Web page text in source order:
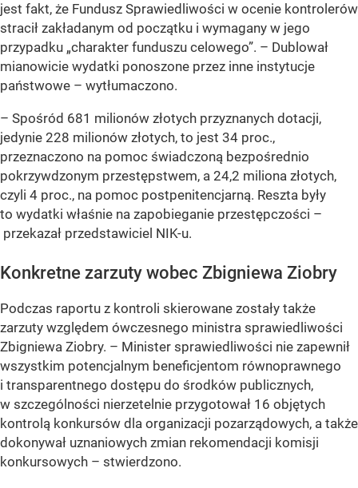
jest fakt, że Fundusz Sprawiedliwości w ocenie kontrolerów
stracił zakładanym od początku i wymagany w jego
przypadku „charakter funduszu celowego”. – Dublował
mianowicie wydatki ponoszone przez inne instytucje
państwowe – wytłumaczono.
– Spośród 681 milionów złotych przyznanych dotacji,
jedynie 228 milionów złotych, to jest 34 proc.,
przeznaczono na pomoc świadczoną bezpośrednio
pokrzywdzonym przestępstwem, a 24,2 miliona złotych,
czyli 4 proc., na pomoc postpenitencjarną. Reszta były
to wydatki właśnie na zapobieganie przestępczości –
przekazał przedstawiciel NIK-u.
Konkretne zarzuty wobec Zbigniewa Ziobry
Podczas raportu z kontroli skierowane zostały także
zarzuty względem ówczesnego ministra sprawiedliwości
Zbigniewa Ziobry. – Minister sprawiedliwości nie zapewnił
wszystkim potencjalnym beneficjentom równoprawnego
i transparentnego dostępu do środków publicznych,
w szczególności nierzetelnie przygotował 16 objętych
kontrolą konkursów dla organizacji pozarządowych, a także
dokonywał uznaniowych zmian rekomendacji komisji
konkursowych – stwierdzono.